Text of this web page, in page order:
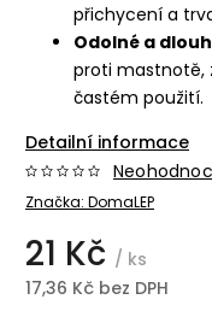
přichycení a
Odolné a
proti mastnotě,
častém použití.
Detailní informace
Značka: DomaLEP
21 Kč / ks
17,36 Kč bez DPH